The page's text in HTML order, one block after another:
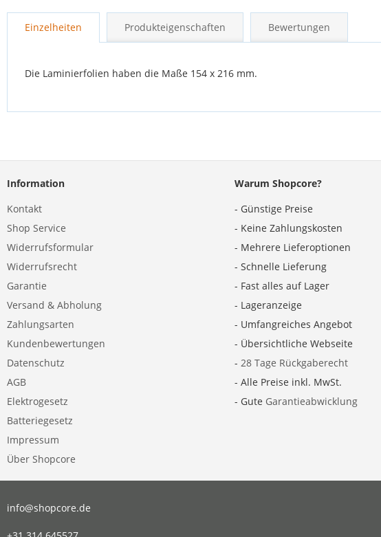
Anfang
Einzelheiten Produkteigenschaften Bewertungen
Die Laminierfolien haben die Maße 154 x 216 mm.
Information
Kontakt
Shop Service
Widerrufsformular
Widerrufsrecht
Garantie
Versand & Abholung
Zahlungsarten
Kundenbewertungen
Datenschutz
AGB
Elektrogesetz
Batteriegesetz
Impressum
Über Shopcore
Warum Shopcore?
- Günstige Preise
- Keine Zahlungskosten
- Mehrere Lieferoptionen
- Schnelle Lieferung
- Fast alles auf Lager
- Lageranzeige
- Umfangreiches Angebot
- Übersichtliche Webseite
- 28 Tage Rückgaberecht
- Alle Preise inkl. MwSt.
- Gute Garantieabwicklung
info@shopcore.de